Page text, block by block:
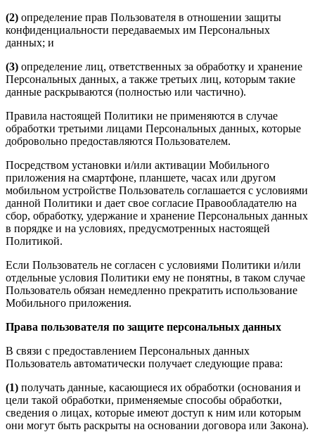
(2) определение прав Пользователя в отношении защиты
конфиденциальности передаваемых им Персональных
данных; и
(3) определение лиц, ответственных за обработку и хранение
Персональных данных, а также третьих лиц, которым такие
данные раскрываются (полностью или частично).
Правила настоящей Политики не применяются в случае
обработки третьими лицами Персональных данных, которые
добровольно предоставляются Пользователем.
Посредством установки и/или активации Мобильного
приложения на смартфоне, планшете, часах или другом
мобильном устройстве Пользователь соглашается с условиями
данной Политики и дает свое согласие Правообладателю на
сбор, обработку, удержание и хранение Персональных данных
в порядке и на условиях, предусмотренных настоящей
Политикой.
Если Пользователь не согласен с условиями Политики и/или
отдельные условия Политики ему не понятны, в таком случае
Пользователь обязан немедленно прекратить использование
Мобильного приложения.
Права пользователя по защите персональных данных
В связи с предоставлением Персональных данных
Пользователь автоматически получает следующие права:
(1) получать данные, касающиеся их обработки (основания и
цели такой обработки, применяемые способы обработки,
сведения о лицах, которые имеют доступ к ним или которым
они могут быть раскрыты на основании договора или Закона).